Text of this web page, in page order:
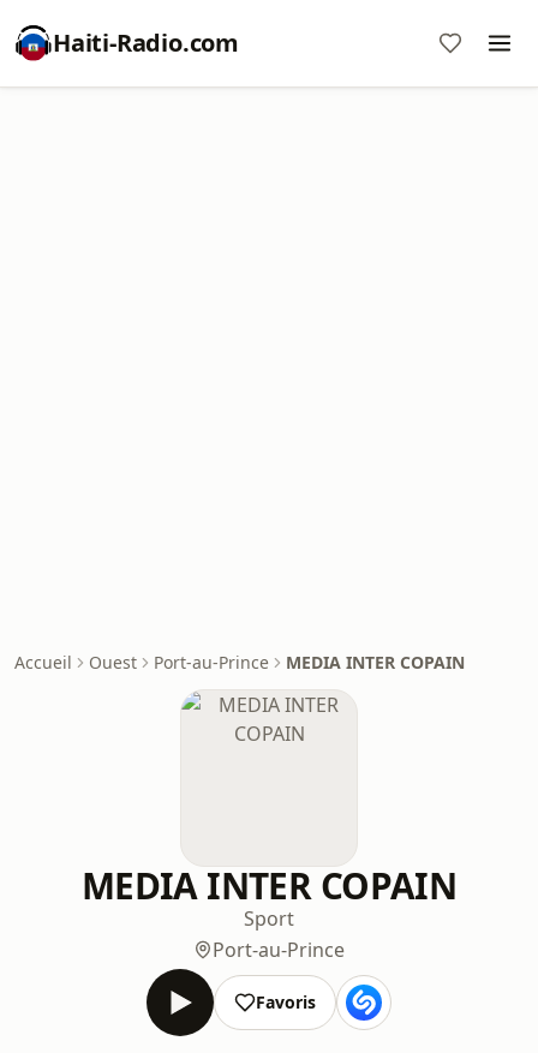
Haiti-Radio.com
Accueil Ouest Port-au-Prince MEDIA INTER COPAIN
MEDIA INTER COPAIN
Sport
Port-au-Prince
Favoris